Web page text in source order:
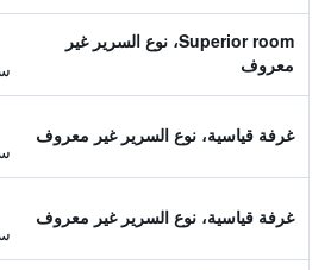
Superior room، نوع السرير غير
معروف
غرفة قياسية، نوع السرير غير معروف
غرفة قياسية، نوع السرير غير معروف